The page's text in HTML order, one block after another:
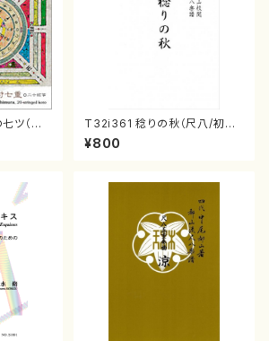
ツ（二
イオリ
T32i361 稔りの秋（尺八/初代
山川園松/楽譜） 都山流公刊楽
譜曲番:2066
¥800